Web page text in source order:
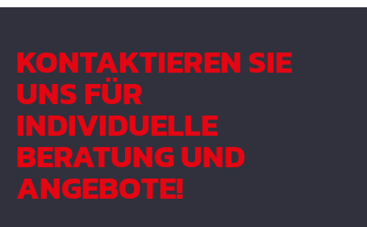
KONTAKTIEREN SIE
UNS FÜR
INDIVIDUELLE
BERATUNG UND
ANGEBOTE!